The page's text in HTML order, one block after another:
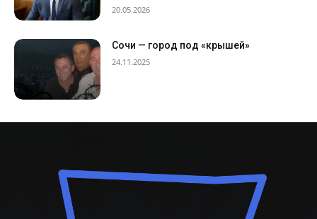
20.05.2026
Сочи — город под «крышей»
24.11.2025